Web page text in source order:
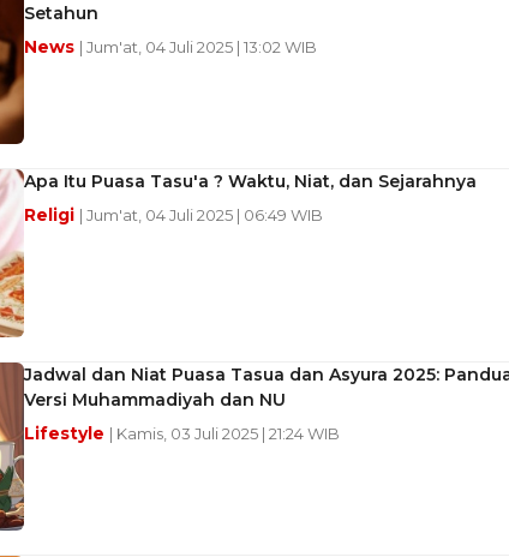
Setahun
News | Jum'at, 04 Juli 2025 | 13:02 WIB
Apa Itu Puasa Tasu'a ? Waktu, Niat, dan Sejarahnya
Religi | Jum'at, 04 Juli 2025 | 06:49 WIB
Jadwal dan Niat Puasa Tasua dan Asyura 2025:
Versi Muhammadiyah dan NU
Lifestyle | Kamis, 03 Juli 2025 | 21:24 WIB